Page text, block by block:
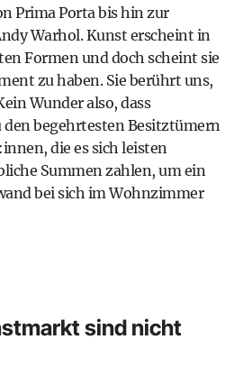
Prima Porta bis hin zur
Warhol. Kunst erscheint in
Formen und doch scheint sie
zu haben. Sie berührt uns,
Wunder also, dass
begehrtesten Besitztümern
die es sich leisten
Summen zahlen, um ein
bei sich im Wohnzimmer
sind nicht